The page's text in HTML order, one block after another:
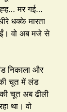
मर गई…
धक्के मारता
वो अब मजे से
निकाला और
चूत में लंड
चूत अब ढीली
था। वो